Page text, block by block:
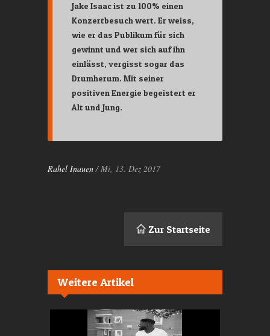
Jake Isaac ist zu 100% einen
Konzertbesuch wert. Er weiss,
wie er das Publikum für sich
gewinnt und wer sich auf ihn
einlässt, vergisst sogar das
Drumherum. Mit seiner
positiven Energie begeistert er
Alt und Jung.
Rahel Inauen/ Mi, 13. Dez 2017
Zur Startseite
Weitere Artikel